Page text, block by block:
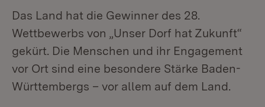
Das Land hat die Gewinner des 28.
Wettbewerbs von „Unser Dorf hat Zukunft“
gekürt. Die Menschen und ihr Engagement
vor Ort sind eine besondere Stärke Baden-
Württembergs – vor allem auf dem Land.